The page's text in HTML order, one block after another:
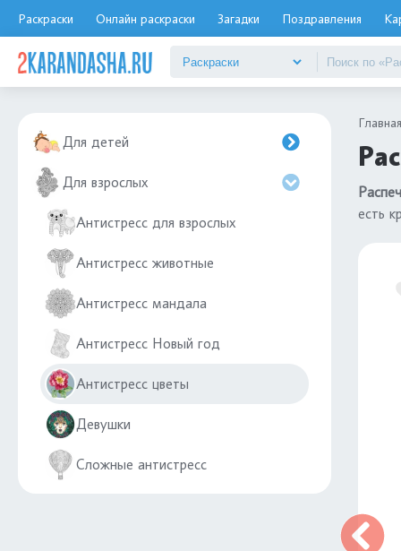
Раскраски Онлайн раскраски Загадки Поздравления
Для детей
Для взрослых
Антистресс для взрослых
Антистресс животные
Антистресс мандала
Антистресс Новый год
Антистресс цветы
Девушки
Сложные антистресс
Главная
есть